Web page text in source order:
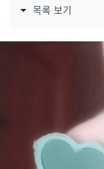
목록 보기